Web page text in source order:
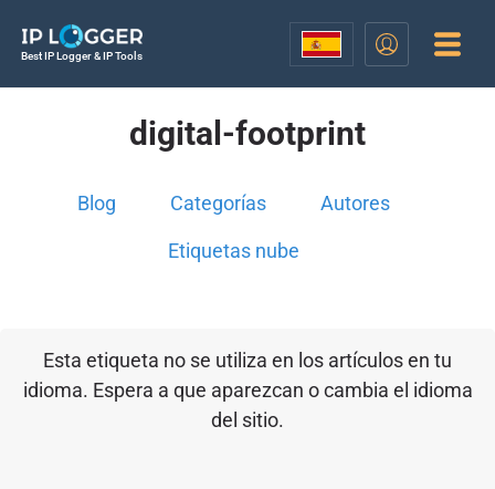
Best IP Logger & IP Tools
digital-footprint
Blog Categorías Autores
Etiquetas nube